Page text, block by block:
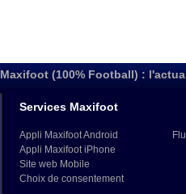
Maxifoot (100% Football) :
Services Maxifoot
Appli Maxifoot Android
Appli Maxifoot iPhone
Site web Mobile
Choix de consentement